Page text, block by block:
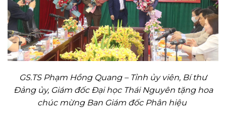
GS.TS Phạm Hồng Quang – Tỉnh ủy viên, Bí thư
Đảng ủy, Giám đốc Đại học Thái Nguyên tặng hoa
chúc mừng Ban Giám đốc Phân hiệu